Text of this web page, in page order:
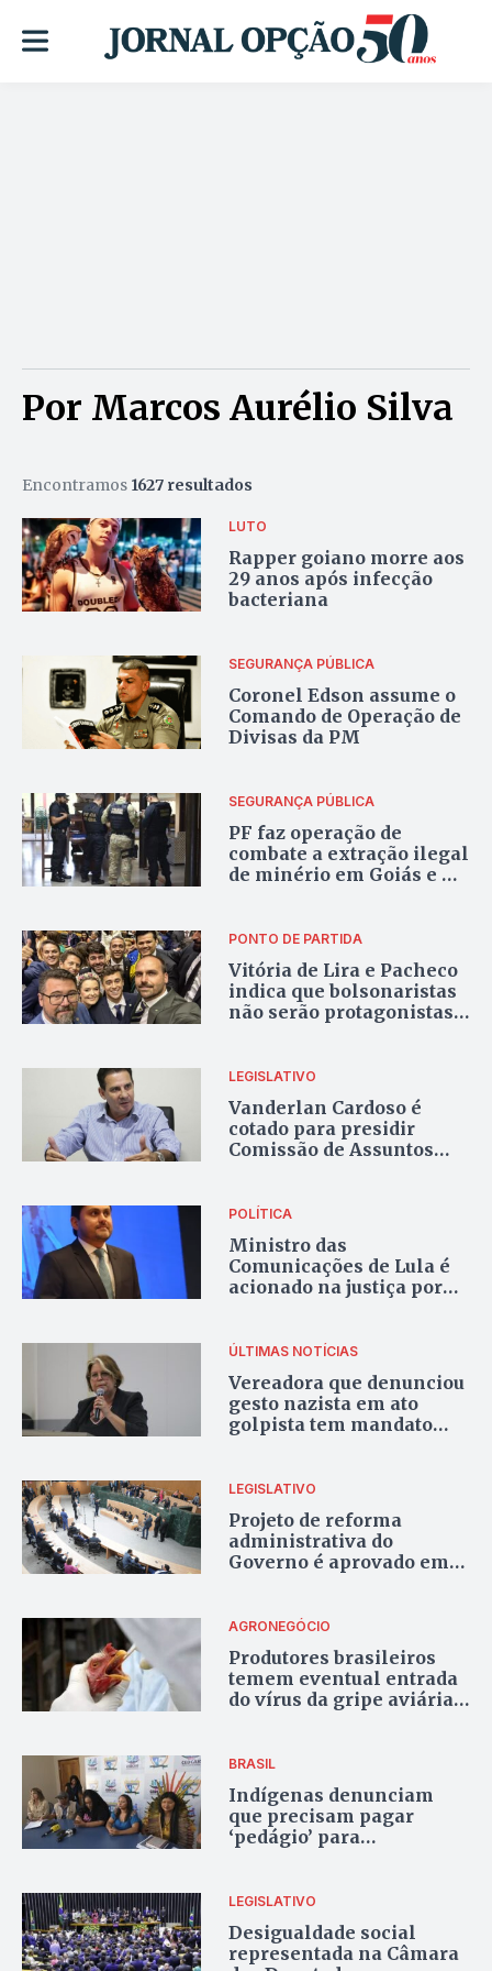
Por Marcos Aurélio Silva
Encontramos 1627 resultados
LUTO
Rapper goiano morre aos
29 anos após infecção
bacteriana
SEGURANÇA PÚBLICA
Coronel Edson assume o
Comando de Operação de
Divisas da PM
SEGURANÇA PÚBLICA
PF faz operação de
combate a extração ilegal
de minério em Goiás e no
PONTO DE PARTIDA
Vitória de Lira e Pacheco
indica que bolsonaristas
não serão protagonistas
LEGISLATIVO
Vanderlan Cardoso é
cotado para presidir
Comissão de Assuntos
POLÍTICA
Ministro das
Comunicações de Lula é
acionado na justiça por
ÚLTIMAS NOTÍCIAS
Vereadora que denunciou
gesto nazista em ato
golpista tem mandato
LEGISLATIVO
Projeto de reforma
administrativa do
Governo é aprovado em
AGRONEGÓCIO
Produtores brasileiros
temem eventual entrada
do vírus da gripe aviária
BRASIL
Indígenas denunciam
que precisam pagar
‘pedágio’ para
LEGISLATIVO
Desigualdade social
representada na Câmara